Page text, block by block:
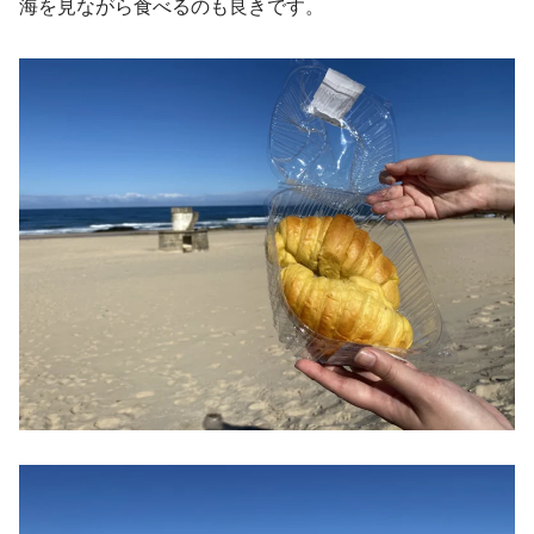
海を見ながら食べるのも良きです。